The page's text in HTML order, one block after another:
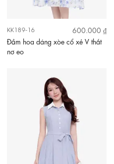
KK189-16
600.000 ₫
Đầm hoa dáng xòe cổ xẻ V thắt
nơ eo